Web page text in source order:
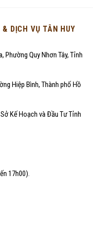
DỊCH VỤ TÂN HUY
Phường Quy Nhơn Tây, Tỉnh
Hiệp Bình, Thành phố Hồ
Kế Hoạch và Đầu Tư Tỉnh
17h00).